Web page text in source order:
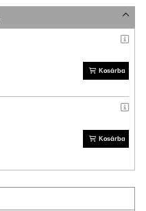
Kosárba
Kosárba